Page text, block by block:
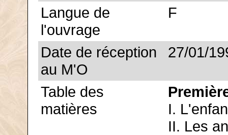
Langue de
l'ouvrage
F
Date de réception
au M'O
27/01/
Table des
matières
I.
II. Les